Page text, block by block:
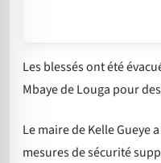
Les blessés ont été
Mbaye de Louga pour
Le maire de Kelle Gueye
mesures de sécurité